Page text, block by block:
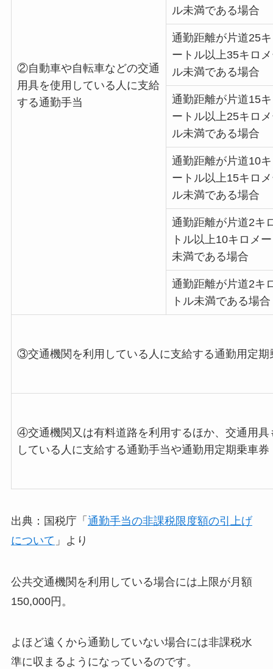
②自動車や自転車などの交通
用具を使用している人に支給
する通勤手当
ル未満である場合
通勤距離が片道25
ートル以上35キロ
ル未満である場合
通勤距離が片道15
ートル以上25キロ
ル未満である場合
通勤距離が片道10
ートル以上15キロ
ル未満である場合
通勤距離が片道2キ
トル以上10キロメ
未満である場合
通勤距離が片道2キ
トル未満である場合
③交通機関を利用している人に支給する通勤用定期
④交通機関又は有料道路を利用するほか、交通用具
している人に支給する通勤手当や通勤用定期乗車券
出典：国税庁「 通勤手当の非課税限度額の引上げ
について 」より
公共交通機関を利用している場合には上限が月額
150,000円。
よほど遠くから通勤していない場合には非課税水
準に収まるようになっているのです。